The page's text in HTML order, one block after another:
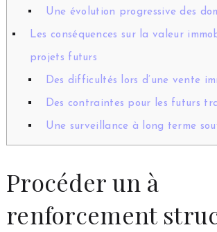
Une évolution progressive des
Les conséquences sur la valeur
projets futurs
Des difficultés lors d’une vente
Des contraintes pour les futurs
Une surveillance à long terme
Procéder un à
renforcement